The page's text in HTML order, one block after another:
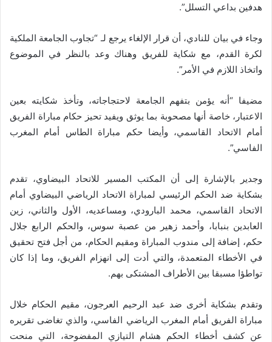
هدفين بداعي التسلل”.
وجاء في بيان للنادي، أن قرار الإلغاء يرجع لـ “تجاوب الجامعة الملكية
لكرة القدم، مع شكاية للفريق وهناك وعد بالنظر في الموضوع
واتخاذ اللازم في الأمر”.
مضيفا “أنه يؤمن بتفهم الجامعة لاحتجاجاته، وتأخذ شكايته بعين
الاعتبار، خاصة أنها مصحوبة بما يوثق ويفيد تحيز حكام مباراة الفريق
أمام الاتحاد القاسمي، وأيضا حكم مباراة الطاس أمام المغرب
الفاسي”.
وجدير بالإشارة إلى أن المكتب المسير للاتحاد البيضاوي، تقدم
بشكاية ضد الحكم الرئيسي لمباراة الاتحاد الرياضي البيضاوي أمام
الاتحاد القاسمي، محمد البارودي، ومساعديه، الأول والثاني، زين
العابدين بنبابا، وأحمد زهير من عصبة سوس، والحكم الرابع جلال
حكم، إضافة إلى مندوب المباراة ومقيم الحكام، من أجل فتح تحقيق
في الأخطاء المتعمدة، والتي أدت إلى انهزام الفريق، وما إذا كان
تواطؤا مسبقا بين الأطراف المشتكى بهم.
وتقدم بشكاية أخرى ضد عبد الرحيم العرجون، مقيم الحكام خلال
مباراة الفريق أمام المغرب الرياضي الفاسي، والذي تغاضى تقريره
عن كشف أخطاء الحكم هشام التيازي المفضوحة، التي منحت